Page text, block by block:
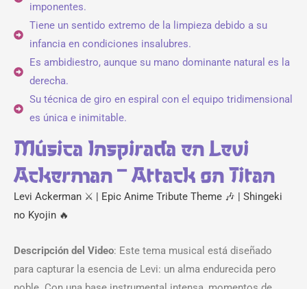
imponentes.
Tiene un sentido extremo de la limpieza debido a su
infancia en condiciones insalubres.
Es ambidiestro, aunque su mano dominante natural es la
derecha.
Su técnica de giro en espiral con el equipo tridimensional
es única e inimitable.
Música Inspirada en Levi
Ackerman – Attack on Titan
Levi Ackerman ⚔️ | Epic Anime Tribute Theme 🎶 | Shingeki
no Kyojin 🔥
Descripción del Video: Este tema musical está diseñado
para capturar la esencia de Levi: un alma endurecida pero